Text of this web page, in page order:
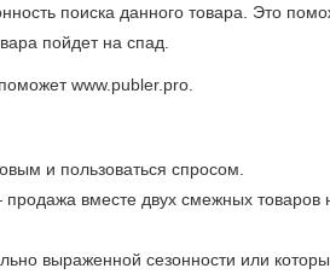
поиска данного товара. Это
пойдет на спад.
www.publer.pro.
и пользоваться спросом.
вместе двух смежных товаров
выраженной сезонности или